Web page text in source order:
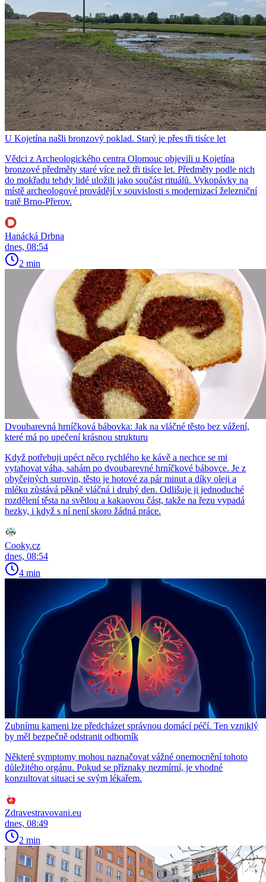
U Kojetína našli bronzový poklad. Starý je přes tři tisíce let
Vědci z Archeologického centra Olomouc objevili u Kojetína
bronzové předměty staré více než tři tisíce let. Předměty podle nich
do mokřadu tehdy lidé uložili jako součást rituálů. Vykopávky na
místě archeologové provádějí v souvislosti s modernizací železniční
tratě Brno-Přerov.
Hanácká Drbna
dnes, 08:54
2 min
Dvoubarevná hrníčková bábovka: Jak na vláčné těsto bez vážení,
které má po upečení krásnou strukturu
Když potřebuji upéct něco rychlého ke kávě a nechce se mi
vytahovat váha, sahám po dvoubarevné hrníčkové bábovce. Je z
obyčejných surovin, těsto je hotové za pár minut a díky oleji a
mléku zůstává pěkně vláčná i druhý den. Odlišuje ji jednoduché
rozdělení těsta na světlou a kakaovou část, takže na řezu vypadá
hezky, i když s ní není skoro žádná práce.
Cooky.cz
dnes, 08:54
4 min
Zubnímu kameni lze předcházet správnou domácí péčí. Ten vzniklý
by měl bezpečně odstranit odborník
Některé symptomy mohou naznačovat vážné onemocnění tohoto
důležitého orgánu. Pokud se příznaky nezmírní, je vhodné
konzultovat situaci se svým lékařem.
Zdravestravovani.eu
dnes, 08:49
2 min